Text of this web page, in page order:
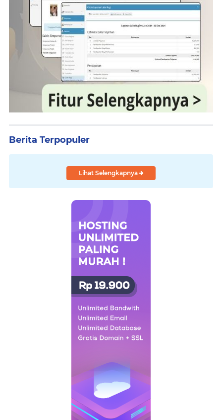
Berita Terpopuler
Lihat Selengkapnya